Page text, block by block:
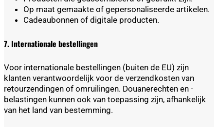
Op maat gemaakte of gepersonaliseerde artikelen.
Cadeaubonnen of digitale producten.
7. Internationale bestellingen
Voor internationale bestellingen (buiten de EU) zijn
klanten verantwoordelijk voor de verzendkosten van
retourzendingen of omruilingen. Douanerechten en -
belastingen kunnen ook van toepassing zijn, afhankelijk
van het land van bestemming.